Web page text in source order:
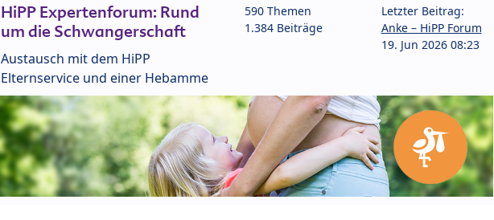
HiPP Expertenforum: Rund
um die Schwangerschaft
Austausch mit dem HiPP
Elternservice und einer Hebamme
590 Themen
1.384 Beiträge
Letzter Beitrag:
Anke – HiPP Forum
19. Jun 2026 08:23